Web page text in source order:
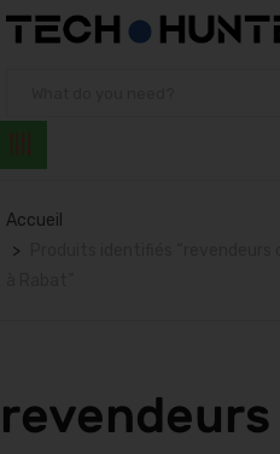
Accueil